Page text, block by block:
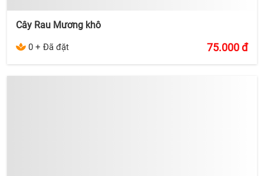
Cây Rau Mương khô
0 + Đã đặt 75.000đ